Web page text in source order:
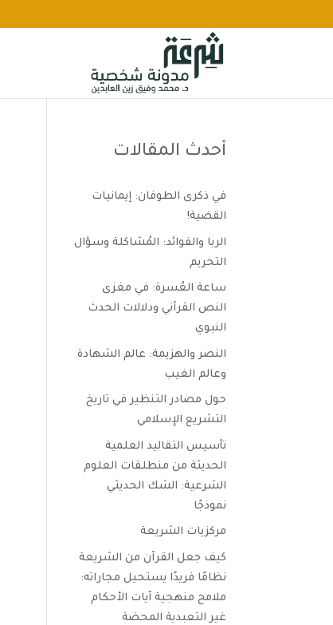
أحدث المقالات
في ذكرى الطوفان: إيمانيات
القضية!
الربا والفوائد: المُشاكلة وسؤال
التحريم
ساعة العُسرة: في مغزى
النص القرآني ودلالات الحدث
النبوي
النصر والهزيمة: عالم الشهادة
وعالم الغيب
حول مصادر التنظير في تاريخ
التشريع الإسلامي
تأسيس التقاليد العلمية
الحديثة من منطلقات العلوم
الشرعية: الشك الحديثي
نموذجًا
مركزيات الشريعة
كيف جعل القرآن من الشريعة
نظامًا فريدًا يستحيل مجاراته:
ملامح منهجية آيات الأحكام
غير التعبدية المحضة